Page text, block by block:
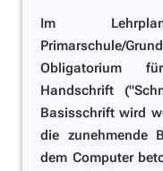
Im
Primarschule/
Obligatorium
Handschrift
Basisschrift wird
die zunehmende
dem Computer